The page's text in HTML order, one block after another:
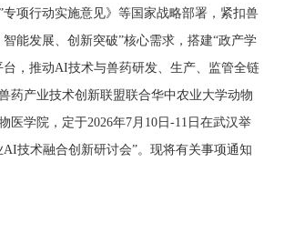
专项行动实施意见》等国家战略部署，紧扣兽
能发展、创新突破”核心需求，搭建“政产学
台，推动AI技术与兽药研发、生产、监管全链
药产业技术创新联盟联合华中农业大学动物
医学院，定于2026年7月10日-11日在武汉举
AI技术融合创新研讨会”。现将有关事项通知